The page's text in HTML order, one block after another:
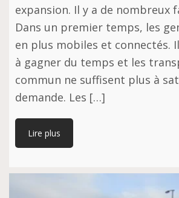
expansion. Il y a de nombreux
Dans un premier temps, les
en plus mobiles et connectés.
à gagner du temps et les
commun ne suffisent plus à
demande. Les […]
Lire plus